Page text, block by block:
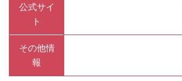
公式サイ
ト
その他情
報